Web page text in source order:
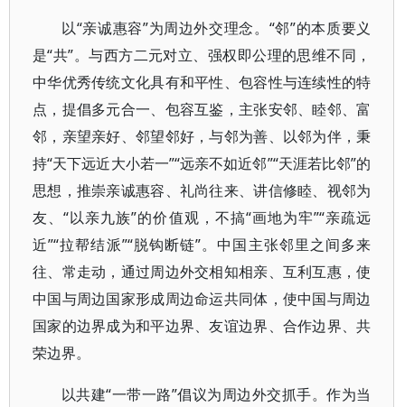
以“亲诚惠容”为周边外交理念。“邻”的本质要义
是“共”。与西方二元对立、强权即公理的思维不同，
中华优秀传统文化具有和平性、包容性与连续性的特
点，提倡多元合一、包容互鉴，主张安邻、睦邻、富
邻，亲望亲好、邻望邻好，与邻为善、以邻为伴，秉
持“天下远近大小若一”“远亲不如近邻”“天涯若比邻”的
思想，推崇亲诚惠容、礼尚往来、讲信修睦、视邻为
友、“以亲九族”的价值观，不搞“画地为牢”“亲疏远
近”“拉帮结派”“脱钩断链”。中国主张邻里之间多来
往、常走动，通过周边外交相知相亲、互利互惠，使
中国与周边国家形成周边命运共同体，使中国与周边
国家的边界成为和平边界、友谊边界、合作边界、共
荣边界。
以共建“一带一路”倡议为周边外交抓手。作为当